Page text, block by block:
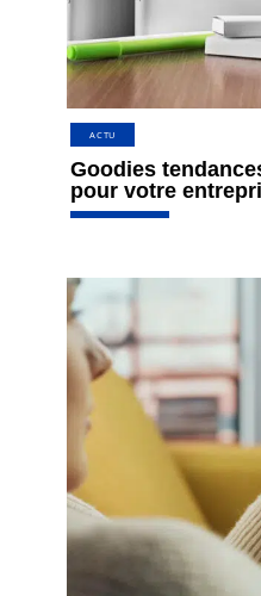
ACTU
Goodies
pour votre